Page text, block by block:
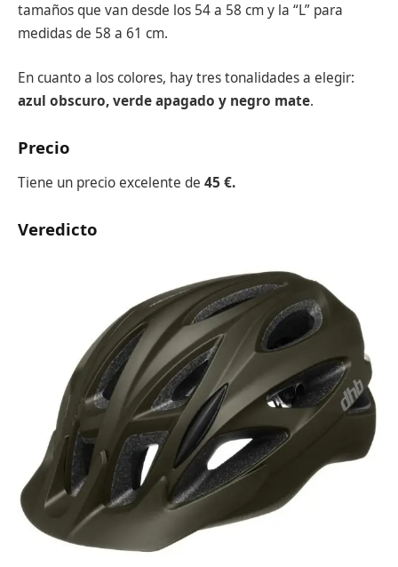
tamaños que van desde los 54 a 58 cm y la “L” para
medidas de 58 a 61 cm.
En cuanto a los colores, hay tres tonalidades a elegir:
azul obscuro, verde apagado y negro mate.
Precio
Tiene un precio excelente de 45 €.
Veredicto